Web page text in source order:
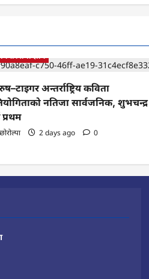
बिचार तथा ज्ञान
अन्तर्राष्ट्रिय कविता
नतिजा सार्वजनिक, शुभचन्द्र
प्रथम
2 days ago 0